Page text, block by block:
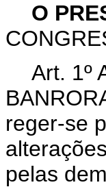
O
Art. 1º
reger-se
pelas